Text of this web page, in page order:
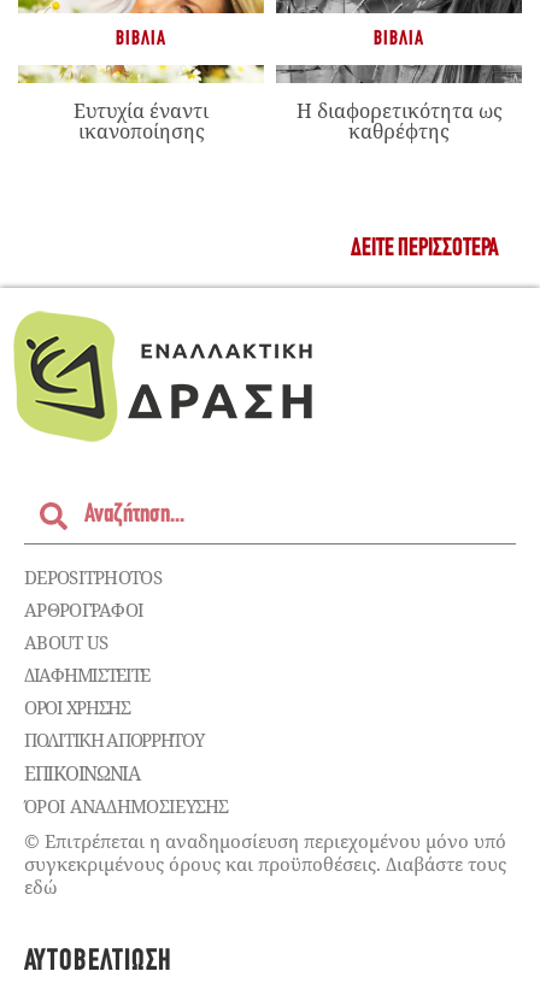
ΒΙΒΛΊΑ
Ευτυχία έναντι
ικανοποίησης
ΒΙΒΛΊΑ
Η διαφορετικότητα ως
καθρέφτης
ΔΕΊΤΕ ΠΕΡΙΣΣΌΤΕΡΑ
DEPOSITPHOTOS
ΑΡΘΡΟΓΡΑΦΟΙ
ABOUT US
ΔΙΑΦΗΜΙΣΤΕΊΤΕ
ΌΡΟΙ ΧΡΉΣΗΣ
ΠΟΛΙΤΙΚΉ ΑΠΟΡΡΉΤΟΥ
ΕΠΙΚΟΙΝΩΝΊΑ
ΌΡΟΙ ΑΝΑΔΗΜΟΣΙΕΥΣΗΣ
© Επιτρέπεται η αναδημοσίευση περιεχομένου μόνο υπό
συγκεκριμένους όρους και προϋποθέσεις. Διαβάστε τους
εδώ
ΑΥΤΟΒΕΛΤΊΩΣΗ